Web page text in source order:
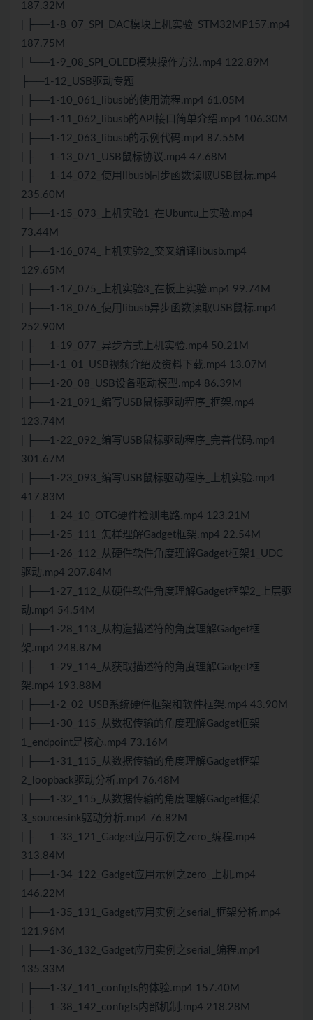
187.32M
| ├──1-8_07_SPI_DAC模块上机实验_STM32MP157.mp4
187.75M
| └──1-9_08_SPI_OLED模块操作方法.mp4 122.89M
├──1-12_USB驱动专题
| ├──1-10_061_libusb的使用流程.mp4 61.05M
| ├──1-11_062_libusb的API接口简单介绍.mp4 106.30M
| ├──1-12_063_libusb的示例代码.mp4 87.55M
| ├──1-13_071_USB鼠标协议.mp4 47.68M
| ├──1-14_072_使用libusb同步函数读取USB鼠标.mp4
235.60M
| ├──1-15_073_上机实验1_在Ubuntu上实验.mp4
73.44M
| ├──1-16_074_上机实验2_交叉编译libusb.mp4
129.65M
| ├──1-17_075_上机实验3_在板上实验.mp4 99.74M
| ├──1-18_076_使用libusb异步函数读取USB鼠标.mp4
252.90M
| ├──1-19_077_异步方式上机实验.mp4 50.21M
| ├──1-1_01_USB视频介绍及资料下载.mp4 13.07M
| ├──1-20_08_USB设备驱动模型.mp4 86.39M
| ├──1-21_091_编写USB鼠标驱动程序_框架.mp4
123.74M
| ├──1-22_092_编写USB鼠标驱动程序_完善代码.mp4
301.67M
| ├──1-23_093_编写USB鼠标驱动程序_上机实验.mp4
417.83M
| ├──1-24_10_OTG硬件检测电路.mp4 123.21M
| ├──1-25_111_怎样理解Gadget框架.mp4 22.54M
| ├──1-26_112_从硬件软件角度理解Gadget框架1_UDC
驱动.mp4 207.84M
| ├──1-27_112_从硬件软件角度理解Gadget框架2_上层驱
动.mp4 54.54M
| ├──1-28_113_从构造描述符的角度理解Gadget框
架.mp4 248.87M
| ├──1-29_114_从获取描述符的角度理解Gadget框
架.mp4 193.88M
| ├──1-2_02_USB系统硬件框架和软件框架.mp4 43.90M
| ├──1-30_115_从数据传输的角度理解Gadget框架
1_endpoint是核心.mp4 73.16M
| ├──1-31_115_从数据传输的角度理解Gadget框架
2_loopback驱动分析.mp4 76.48M
| ├──1-32_115_从数据传输的角度理解Gadget框架
3_sourcesink驱动分析.mp4 76.82M
| ├──1-33_121_Gadget应用示例之zero_编程.mp4
313.84M
| ├──1-34_122_Gadget应用示例之zero_上机.mp4
146.22M
| ├──1-35_131_Gadget应用实例之serial_框架分析.mp4
121.96M
| ├──1-36_132_Gadget应用实例之serial_编程.mp4
135.33M
| ├──1-37_141_configfs的体验.mp4 157.40M
| ├──1-38_142_configfs内部机制.mp4 218.28M